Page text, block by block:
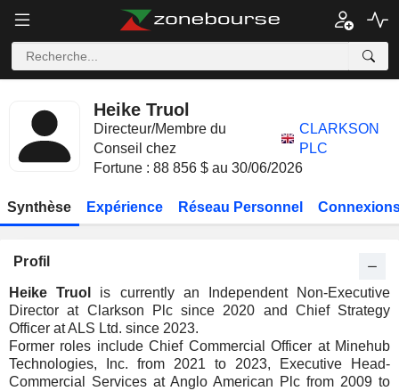
Heike Truol
Directeur/Membre du
Conseil chez
CLARKSON
PLC
Fortune : 88 856 $ au 30/06/2026
Synthèse Expérience Réseau Personnel
Profil
Heike Truol
is currently an Independent Non-Executive
Director at Clarkson Plc since 2020 and Chief Strategy
Officer at ALS Ltd. since 2023.
Former roles include Chief Commercial Officer at Minehub
Technologies, Inc. from 2021 to 2023, Executive Head-
Commercial Services at Anglo American Plc from 2009 to